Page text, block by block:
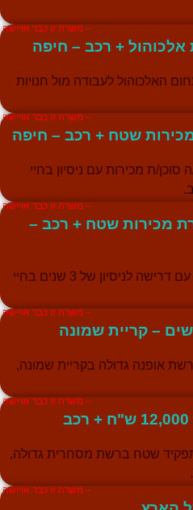
– משרה זו כבר אויישה
אלכוהול + רכב – חיפה
האלכוהול לעבודה מול חנויות
– משרה זו כבר אויישה
שטח + רכב – חיפה
ת מכירות עם ניסיון בחיי
– משרה זו כבר אויישה
מכירות שטח + רכב –
מכירות שטח בתחום האלכוהול, עם דרישה לניסיון של 3 שנים בחיי
– משרה זו כבר אויישה
– קריית שמונה
של 6 שעות ברשת אופנה גדולה בקריית שמונה,
– משרה זו כבר אויישה
שטח ברשת מסחרית גדולה,
– משרה זו כבר אויישה